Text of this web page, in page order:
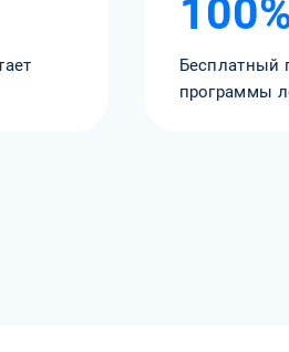
Бесплатный
программы